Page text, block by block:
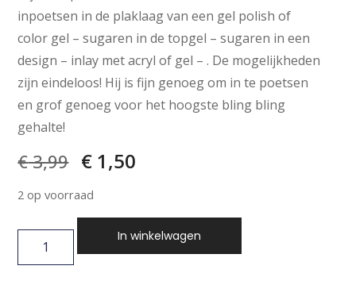
inpoetsen in de plaklaag van een gel polish of
color gel – sugaren in de topgel – sugaren in een
design – inlay met acryl of gel – . De mogelijkheden
zijn eindeloos! Hij is fijn genoeg om in te poetsen
en grof genoeg voor het hoogste bling bling
gehalte!
€3,99 € 1,50
2 op voorraad
In winkelwagen